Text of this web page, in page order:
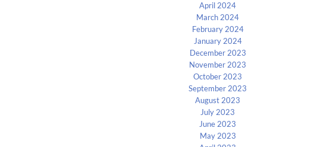
April 2024
March 2024
February 2024
January 2024
December 2023
November 2023
October 2023
September 2023
August 2023
July 2023
June 2023
May 2023